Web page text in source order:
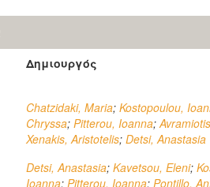
Δημιουργός
Chatzidaki, Maria; Kostopoulou,
Chryssa; Pitterou, Ioanna;
Xenakis, Aristotelis; Detsi, Anastasia
Detsi, Anastasia; Kavetsou, Eleni;
Ioanna; Pitterou, Ioanna; Pontillo,